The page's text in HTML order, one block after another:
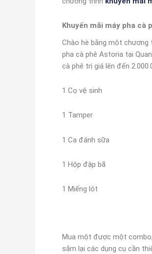
Khuyến mãi máy pha cà
Chào hè bằng một chương
pha cà phê Astoria tại
cà phê trị giá lên đến
1 Cọ vệ sinh
1 Tamper
1 Ca đánh sữa
1 Hộp đập bã
1 Miếng lót
Mua một được một
sắm lại các dụng cụ cần